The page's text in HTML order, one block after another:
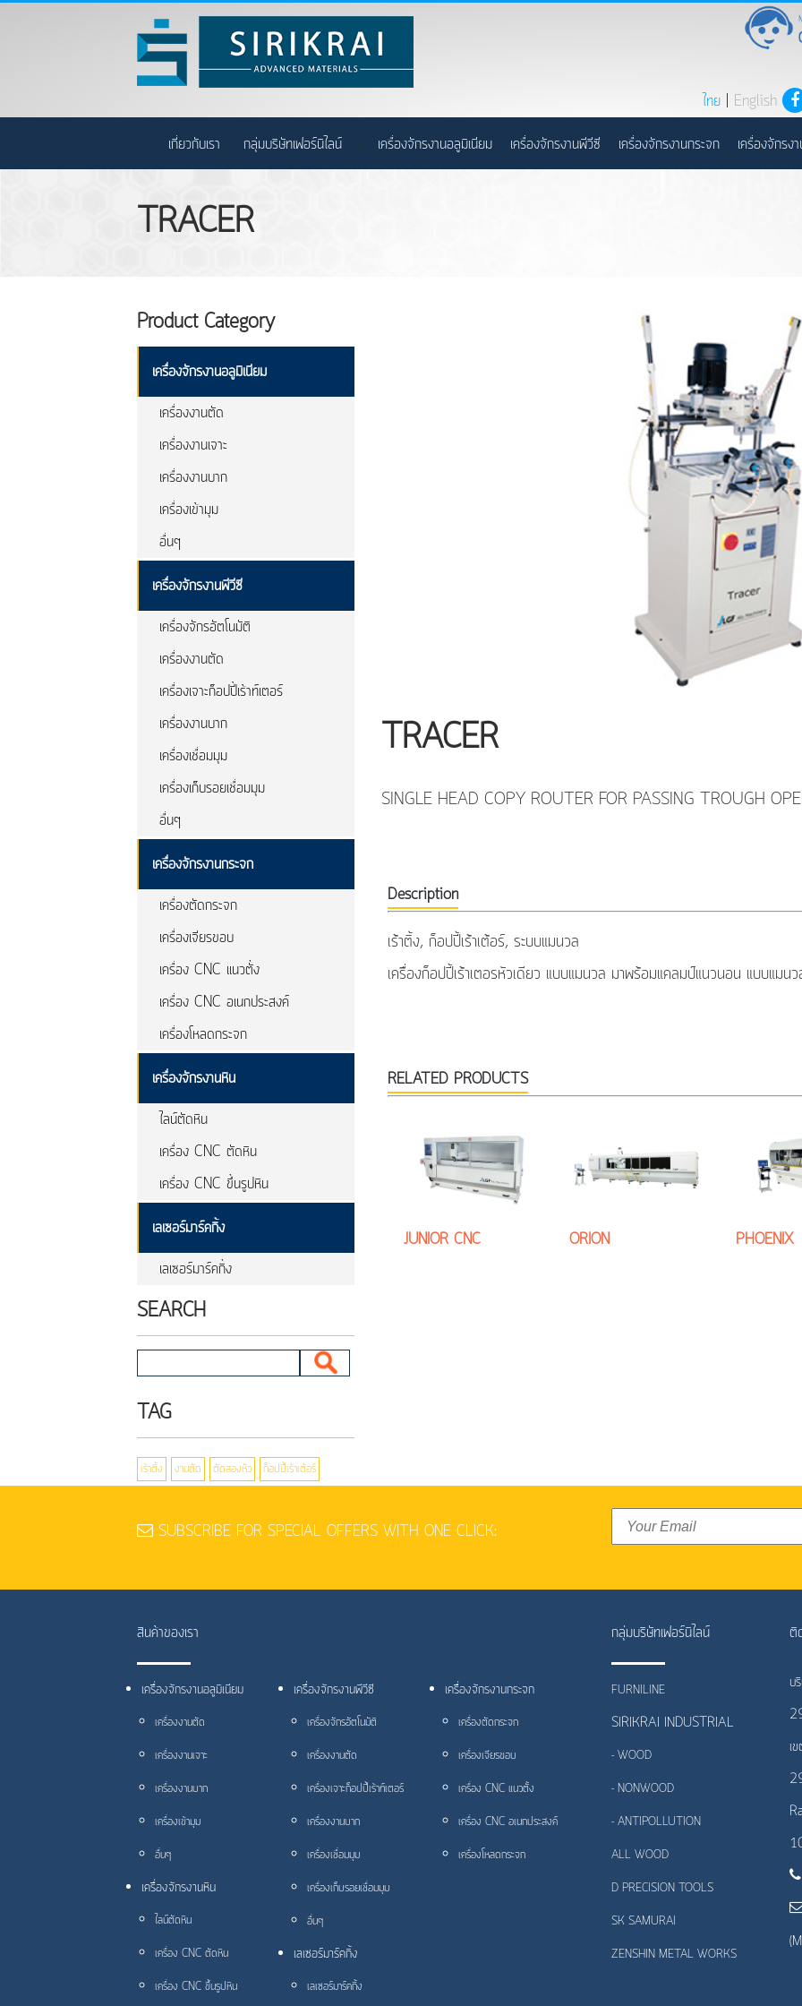
ไทย| English
เกี่ยวกับเรา
กลุ่มบริษัทเฟอร์นิไลน์ > เครื่องจักรงานอลูมิเนียม เครื่องจักรงานพีวีซี เครื่องจักรงานกระจก เครื่องจักรง
TRACER
Product Category
เครื่องจักรงานอลูมิเนียม
เครื่องงานตัด
เครื่องงานเจาะ
เครื่องงานบาก
เครื่องเข้ามุม
อื่นๆ
เครื่องจักรงานพีวีซี
เครื่องจักรอัตโนมัติ
เครื่องงานตัด
เครื่องเจาะก็อปปี้เร้าท์เตอร์
เครื่องงานบาก
เครื่องเชื่อมมุม
เครื่องเก็บรอยเชื่อมมุม
อื่นๆ
เครื่องจักรงานกระจก
เครื่องตัดกระจก
เครื่องเจียรขอบ
เครื่อง CNC แนวตั้ง
เครื่อง CNC อเนกประสงค์
เครื่องโหลดกระจก
เครื่องจักรงานหิน
ไลน์ตัดหิน
เครื่อง CNC ตัดหิน
เครื่อง CNC ขึ้นรูปหิน
เลเซอร์มาร์คกิ้ง
เลเซอร์มาร์คกิ้ง
SEARCH
TAG
เร้าติ้ง งานตัด ตัดสองหัว ก็อปปี้เร้าเต้อร์
TRACER
SINGLE HEAD COPY ROUTER FOR PASSING TROUGH
Description
เร้าติ้ง, ก็อปปี้เร้าเต้อร์, ระบบแมนวล
เครื่องก็อปปี้เร้าเตอรหัวเดียว แบบแมนวล มาพร้อมแคลมป์แนวนอน แบบแม
RELATED PRODUCTS
JUNIOR CNC ORION PHOENIX
SUBSCRIBE FOR SPECIAL OFFERS WITH ONE CLICK:
สินค้าของเรา
เครื่องจักรงานอลูมิเนียม
เครื่องงานตัด
เครื่องงานเจาะ
เครื่องงานบาก
เครื่องเข้ามุม
อื่นๆ
เครื่องจักรงานหิน
ไลน์ตัดหิน
เครื่อง CNC ตัดหิน
เครื่อง CNC ขึ้นรูปหิน
เครื่องจักรงานพีวีซี
เครื่องจักรอัตโนมัติ
เครื่องงานตัด
เครื่องเจาะก็อปปี้เร้าท์เตอร์
เครื่องงานบาก
เครื่องเชื่อมมุม
เครื่องเก็บรอยเชื่อมมุม
อื่นๆ
เลเซอร์มาร์คกิ้ง
เลเซอร์มาร์คกิ้ง
เครื่องจักรงานกระจก
เครื่องตัดกระจก
เครื่องเจียรขอบ
เครื่อง CNC แนวตั้ง
เครื่อง CNC อเนกประสงค์
เครื่องโหลดกระจก
กลุ่มบริษัทเฟอร์นิไลน์
FURNILINE
SIRIKRAI INDUSTRIAL
- WOOD
- NONWOOD
- ANTIPOLLUTION
ALL WOOD
D PRECISION TOOLS
SK SAMURAI
ZENSHIN METAL WORKS
ติ
บ
เ